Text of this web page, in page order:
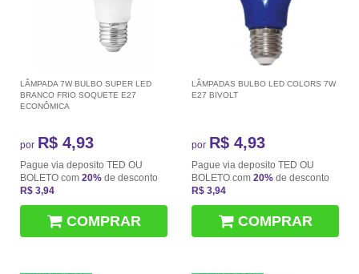
LÂMPADA 7W BULBO SUPER LED
BRANCO FRIO SOQUETE E27
ECONÔMICA
por R$ 4,93
Pague via deposito TED OU
BOLETO com 20% de desconto
R$ 3,94
COMPRAR
LÂMPADAS BULBO LED COLORS 7W
E27 BIVOLT
por R$ 4,93
Pague via deposito TED OU
BOLETO com 20% de desconto
R$ 3,94
COMPRAR